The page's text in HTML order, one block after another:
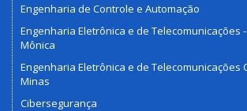
Engenharia de Controle e Automação
Engenharia Eletrônica e de Telecomunicações
Mônica
Engenharia Eletrônica e de Telecomunicações
Minas
Cibersegurança